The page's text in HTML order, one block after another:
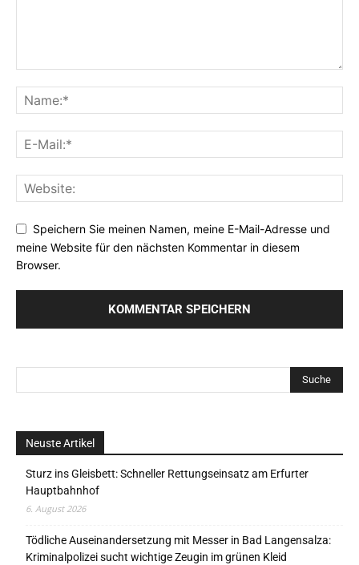
Speichern Sie meinen Namen, meine E-Mail-Adresse und
meine Website für den nächsten Kommentar in diesem
Browser.
Neuste Artikel
Sturz ins Gleisbett: Schneller Rettungseinsatz am Erfurter
Hauptbahnhof
6. August 2026
Tödliche Auseinandersetzung mit Messer in Bad Langensalza:
Kriminalpolizei sucht wichtige Zeugin im grünen Kleid